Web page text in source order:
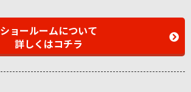
ショールームについて
詳しくはコチラ